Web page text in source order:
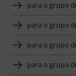
para o grupo
para o grupo
para o grupo
para o grupo